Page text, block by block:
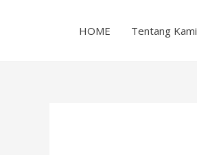
HOME Tentang Kami